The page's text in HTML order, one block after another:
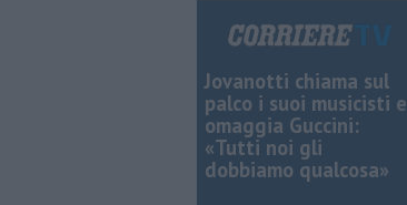
Jovanotti chiama sul
palco i suoi musicisti e
omaggia Guccini:
«Tutti noi gli
dobbiamo qualcosa»